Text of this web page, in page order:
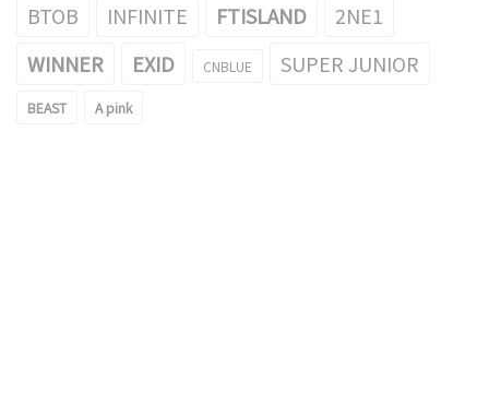
BTOB INFINITE FTISLAND
2NE1
WINNER
EXID CNBLUE SUPER JUNIOR
BEAST A pink